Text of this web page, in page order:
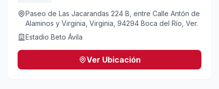
Paseo de Las Jacarandas 224 B, entre Calle Antón de
Alaminos y Virginia, Virginia, 94294 Boca del Río, Ver.
Estadio Beto Ávila
Ver Ubicación